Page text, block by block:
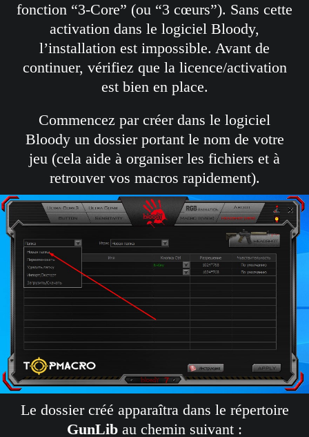
fonction “3-Core” (ou “3 cœurs”). Sans cette
activation dans le logiciel Bloody,
l’installation est impossible. Avant de
continuer, vérifiez que la licence/activation
est bien en place.
Commencez par créer dans le logiciel
Bloody un dossier portant le nom de votre
jeu (cela aide à organiser les fichiers et à
retrouver vos macros rapidement).
Le dossier créé apparaîtra dans le répertoire
GunLib au chemin suivant :